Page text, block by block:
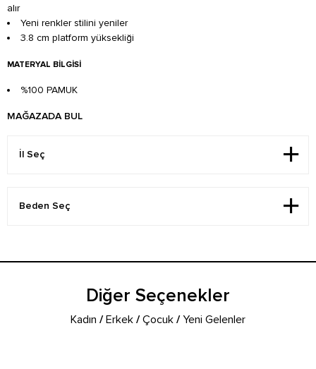
alır
Yeni renkler stilini yeniler
3.8 cm platform yüksekliği
MATERYAL BILGISI
%100 PAMUK
MAĞAZADA BUL
Diğer Seçenekler
Kadın /Erkek /Çocuk /Yeni Gelenler